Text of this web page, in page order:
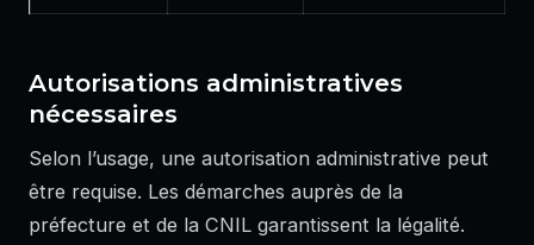
Autorisations administratives
nécessaires
Selon l’usage, une autorisation administrative peut
être requise. Les démarches auprès de la
préfecture et de la CNIL garantissent la légalité.